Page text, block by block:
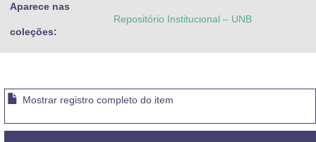
Aparece nas
coleções:
Repositório Institucional – UNB
Mostrar registro completo do item